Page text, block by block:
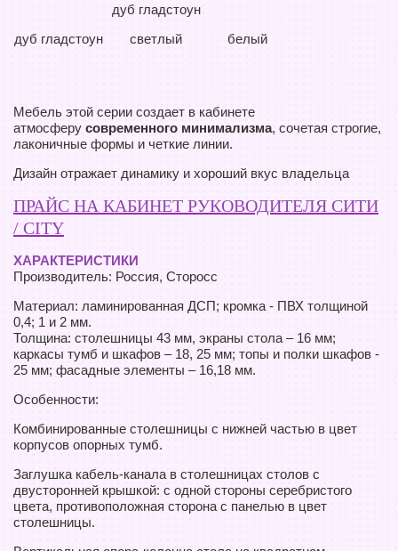
дуб гладстоун
дуб гладстоун
светлый
белый
Мебель этой серии создает в кабинете
атмосферу современного минимализма, сочетая строгие,
лаконичные формы и четкие линии.
Дизайн отражает динамику и хороший вкус владельца
ПРАЙС НА КАБИНЕТ РУКОВОДИТЕЛЯ СИТИ
/ CITY
ХАРАКТЕРИСТИКИ
Производитель: Россия, Сторосс
Материал: ламинированная ДСП; кромка - ПВХ толщиной
0,4; 1 и 2 мм.
Толщина: столешницы 43 мм, экраны стола – 16 мм;
каркасы тумб и шкафов – 18, 25 мм; топы и полки шкафов -
25 мм; фасадные элементы – 16,18 мм.
Особенности:
Комбинированные столешницы с нижней частью в цвет
корпусов опорных тумб.
Заглушка кабель-канала в столешницах столов с
двусторонней крышкой: с одной стороны серебристого
цвета, противоположная сторона с панелью в цвет
столешницы.